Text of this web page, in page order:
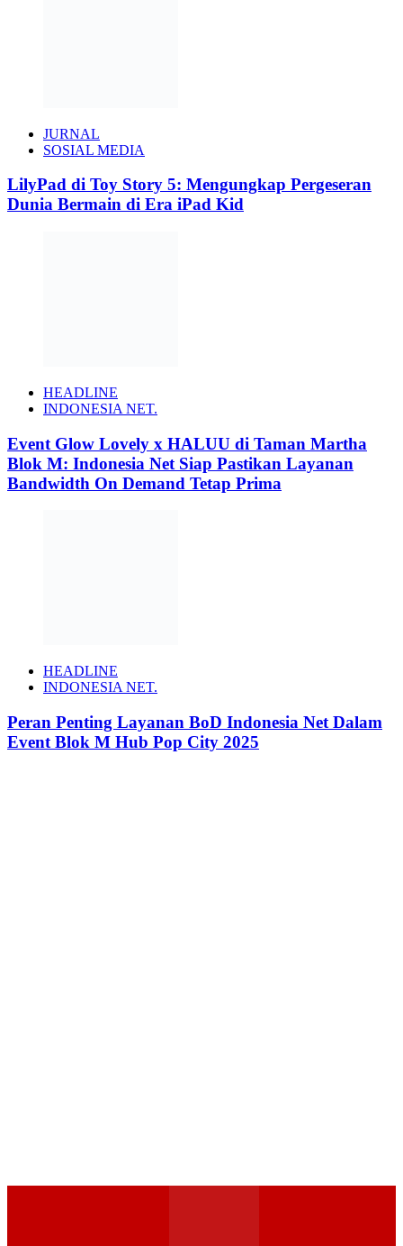
JURNAL
SOSIAL MEDIA
LilyPad di Toy Story 5: Mengungkap Pergeseran
Dunia Bermain di Era iPad Kid
HEADLINE
INDONESIA NET.
Event Glow Lovely x HALUU di Taman Martha
Blok M: Indonesia Net Siap Pastikan Layanan
Bandwidth On Demand Tetap Prima
HEADLINE
INDONESIA NET.
Peran Penting Layanan BoD Indonesia Net Dalam
Event Blok M Hub Pop City 2025